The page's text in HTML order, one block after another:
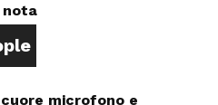
microfono e